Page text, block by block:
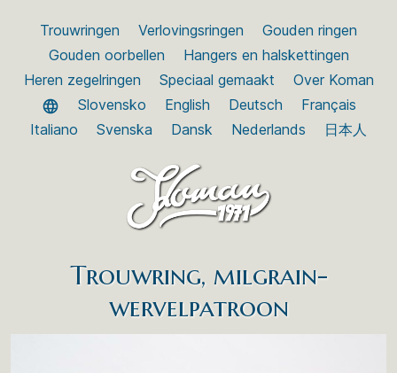
Trouwringen Verlovingsringen
Gouden ringen
Gouden oorbellen
Hangers en halskettingen
Heren zegelringen
Speciaal gemaakt
Over Koman
Slovensko
English Deutsch
Français
Italiano
Svenska Dansk Nederlands 日本人
Trouwring, milgrain-
wervelpatroon